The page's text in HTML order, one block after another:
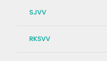
SJVV
RKSVV